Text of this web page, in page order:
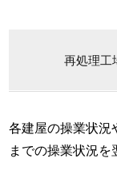
再処理工
各建屋の操業状況
までの操業状況を